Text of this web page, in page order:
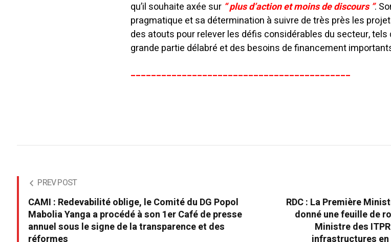
qu’il souhaite axée sur “ plus d’action et moins de discours ”.
pragmatique et sa détermination à suivre de très près les
des atouts pour relever les défis considérables du secteur, tels
grande partie délabré et des besoins de financement
___________________________________________
PREV POST
CAMI : Redevabilité oblige, le Comité du DG Popol
Mabolia Yanga a procédé à son 1er Café de presse
annuel sous le signe de la transparence et des
réformes
RDC : La Première
donné une feuille de
Ministre des
infrastructures